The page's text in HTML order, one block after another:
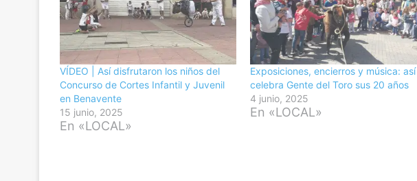
VÍDEO | Así disfrutaron los niños del
Concurso de Cortes Infantil y Juvenil
en Benavente
15 junio, 2025
En «LOCAL»
Exposiciones, encierros y música: así
celebra Gente del Toro sus 20 años
4 junio, 2025
En «LOCAL»